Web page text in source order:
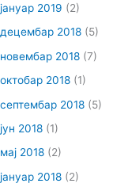
јануар 2019 (2)
децембар 2018 (5)
новембар 2018 (7)
октобар 2018 (1)
септембар 2018 (5)
јун 2018 (1)
мај 2018 (2)
јануар 2018 (2)